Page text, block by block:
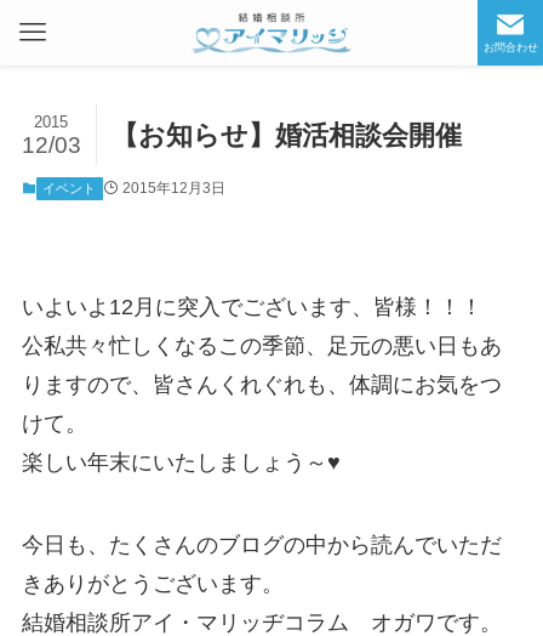
お問合わせ
【お知らせ】婚活相談会開催
2015
12/03
イベント 2015年12月3日
いよいよ12月に突入でございます、皆様！！！
公私共々忙しくなるこの季節、足元の悪い日もあ
りますので、皆さんくれぐれも、体調にお気をつ
けて。
楽しい年末にいたしましょう～♥
今日も、たくさんのブログの中から読んでいただ
きありがとうございます。
結婚相談所アイ・マリッヂコラム オガワです。